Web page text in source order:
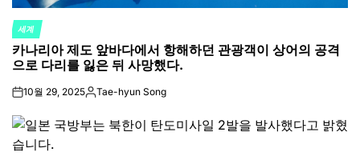
POSTED
IN
세계
카나리아 제도 앞바다에서 항해하던 관광객이 상어의 공격
으로 다리를 잃은 뒤 사망했다.
on10월 29, 2025Posted
Tae-hyun Song